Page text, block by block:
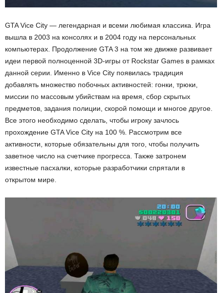
GTA Vice City — легендарная и всеми любимая классика. Игра
вышла в 2003 на консолях и в 2004 году на персональных
компьютерах. Продолжение GTA 3 на том же движке развивает
идеи первой полноценной 3D-игры от Rockstar Games в рамках
данной серии. Именно в Vice City появилась традиция
добавлять множество побочных активностей: гонки, трюки,
миссии по массовым убийствам на время, сбор скрытых
предметов, задания полиции, скорой помощи и многое другое.
Все этого необходимо сделать, чтобы игроку зачлось
прохождение GTA Vice City на 100 %. Рассмотрим все
активности, которые обязательны для того, чтобы получить
заветное число на счетчике прогресса. Также затронем
известные пасхалки, которые разработчики спрятали в
открытом мире.